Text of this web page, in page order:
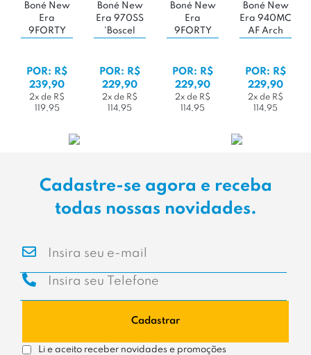
Boné New
Era
9FORTY
Heather''
POR: R$
239,90
2x de R$
119,95
Boné New
Era 970SS
'Boscel
POR: R$
229,90
2x de R$
114,95
Boné New
Era
9FORTY
Lakers NBA
POR: R$
229,90
2x de R$
114,95
Boné New
Era 940MC
AF Arch
White/White/
POR: R$
229,90
2x de R$
114,95
Cadastre-se agora e receba
todas nossas novidades.
Cadastrar
Li e aceito receber novidades e promoções